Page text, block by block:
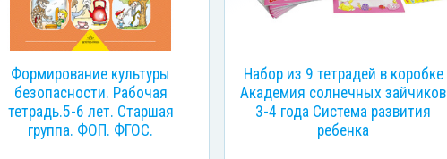
Формирование культуры
безопасности. Рабочая
тетрадь.5-6 лет. Старшая
группа. ФОП. ФГОС.
Набор из 9 тетрадей в коробке
Академия солнечных зайчиков
3-4 года Система развития
ребенка